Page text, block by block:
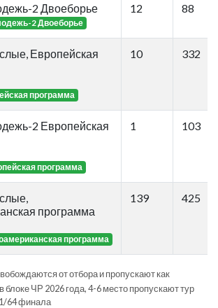
2 Двоеборье
2 Двоеборье
12 88
Европейская
программа
10 332
2 Европейская
программа
1 103
программа
программа
139 425
от отбора и пропускают как
блоке ЧР 2026 года, 4-6 место пропускают тур
64 финала